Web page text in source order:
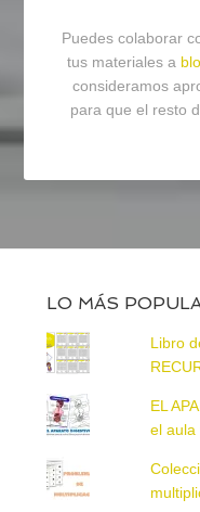
Puedes colaborar
tus materiales a
consideramos
para que el resto
LO MÁS
Libro
EL
el aula